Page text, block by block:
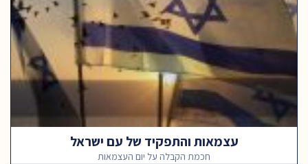
עצמאות והתפקיד של עם ישראל
חכמת הקבלה על יום העצמאות